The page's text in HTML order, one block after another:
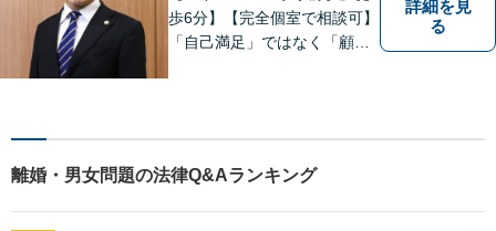
歩6分】【完全個室で相談可】
「自己満足」ではなく「顧客
が本当に求める最高の結果に
こだわり続けたいと考えてお
ります。 お気軽にご相談くだ
さい。
詳細を見
る
離婚・男女問題の法律Q&Aランキング